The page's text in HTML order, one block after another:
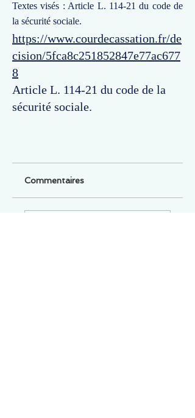
Textes visés : Article L. 114-21 du code de
la sécurité sociale.
https://www.courdecassation.fr/de
cision/5fca8c251852847e77ac677
8
Article L. 114-21 du code de la
sécurité sociale.
Commentaires